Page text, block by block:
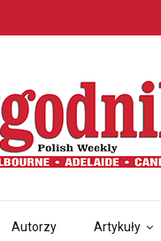
Autorzy Artykuły